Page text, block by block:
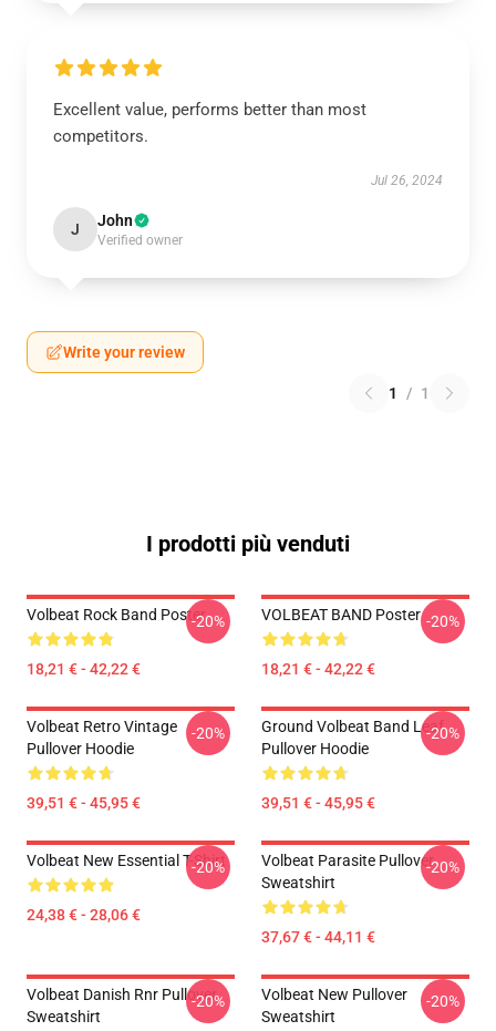
Excellent value, performs better than most
competitors.
Jul 26, 2024
J John
Verified owner
Write your review
1 / 1
I prodotti più venduti
Volbeat Rock Band Poster
18,21 € - 42,22 €
-20% VOLBEAT BAND Poster
18,21 € - 42,22 €
-20%
Volbeat Retro Vintage
Pullover Hoodie
39,51 € - 45,95 €
-20%
Ground Volbeat Band Leaf
Pullover Hoodie
39,51 € - 45,95 €
-20%
Volbeat New Essential T-Shirt
24,38 € - 28,06 €
-20%
Volbeat Parasite Pullover
Sweatshirt
37,67 € - 44,11 €
-20%
Volbeat Danish Rnr Pullover
Sweatshirt
-20%
Volbeat New Pullover
Sweatshirt
-20%